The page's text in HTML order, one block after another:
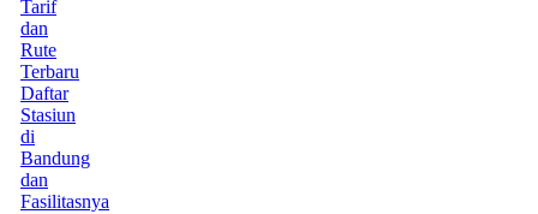
Tarif
dan
Rute
Terbaru
Daftar
Stasiun
di
Bandung
dan
Fasilitasnya